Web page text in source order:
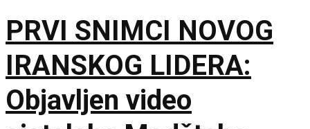
PRVI SNIMCI NOVOG
IRANSKOG LIDERA:
Objavljen video